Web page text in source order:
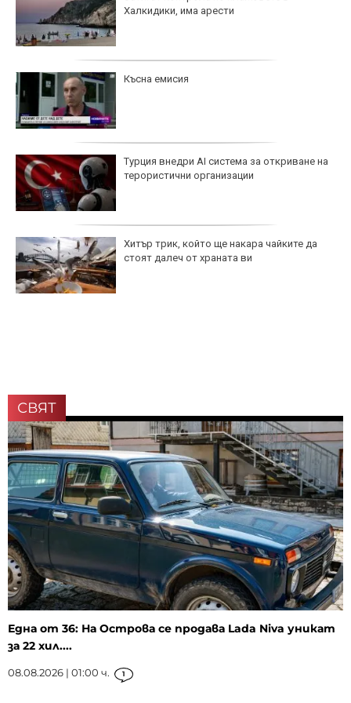
Халкидики, има арести
Късна емисия
Турция внедри AI система за откриване на
терористични организации
Хитър трик, който ще накара чайките да
стоят далеч от храната ви
СВЯТ
Една от 36: На Острова се продава Lada Niva уникат
за 22 хил....
08.08.2026 | 01:00 ч. 1